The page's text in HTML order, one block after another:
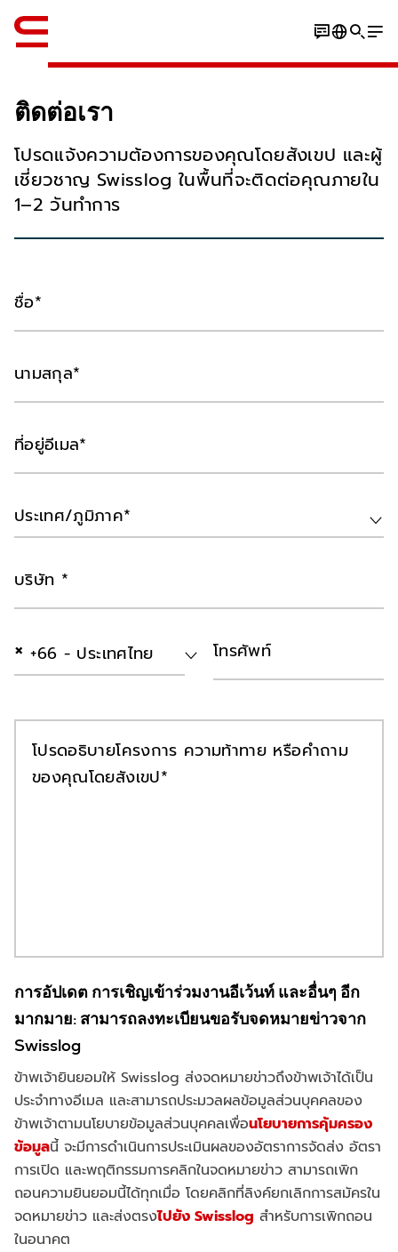
ติดต่อเรา
โปรดแจ้งความต้องการของคุณโดยสังเขป และผู้
เชี่ยวชาญ Swisslog ในพื้นที่จะติดต่อคุณภายใน
1–2 วันทำการ
ชื่อ
นามสกุล
ที่อยู่อีเมล
ประเทศ/ภูมิภาค*
บริษัท
× +66 - ประเทศไทย โทรศัพท์
โปรดอธิบายโครงการ ความท้าทาย หรือคำถาม
ของคุณโดยสังเขป
การอัปเดต การเชิญเข้าร่วมงานอีเว้นท์ และอื่นๆ อีก
มากมาย: สามารถลงทะเบียนขอรับจดหมายข่าวจาก
Swisslog
ข้าพเจ้ายินยอมให้ Swisslog ส่งจดหมายข่าวถึงข้าพเจ้าได้เป็น
ประจำทางอีเมล และสามารถประมวลผลข้อมูลส่วนบุคคลของ
ข้าพเจ้าตามนโยบายข้อมูลส่วนบุคคลเพื่อนโยบายการคุ้มครอง
ข้อมูลนี้ จะมีการดำเนินการประเมินผลของอัตราการจัดส่ง อัตรา
การเปิด และพฤติกรรมการคลิกในจดหมายข่าว สามารถเพิก
ถอนความยินยอมนี้ได้ทุกเมื่อ โดยคลิกที่ลิงค์ยกเลิกการสมัครใน
จดหมายข่าว และส่งตรงไปยัง Swisslog สำหรับการเพิกถอน
ในอนาคต